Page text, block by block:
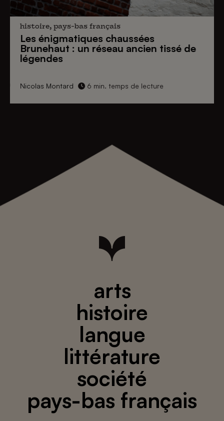
histoire, pays-bas français
Les énigmatiques chaussées
Brunehaut : un réseau ancien tissé de
légendes
Nicolas Montard 6 min. temps de lecture
arts
histoire
langue
littérature
société
pays-bas français